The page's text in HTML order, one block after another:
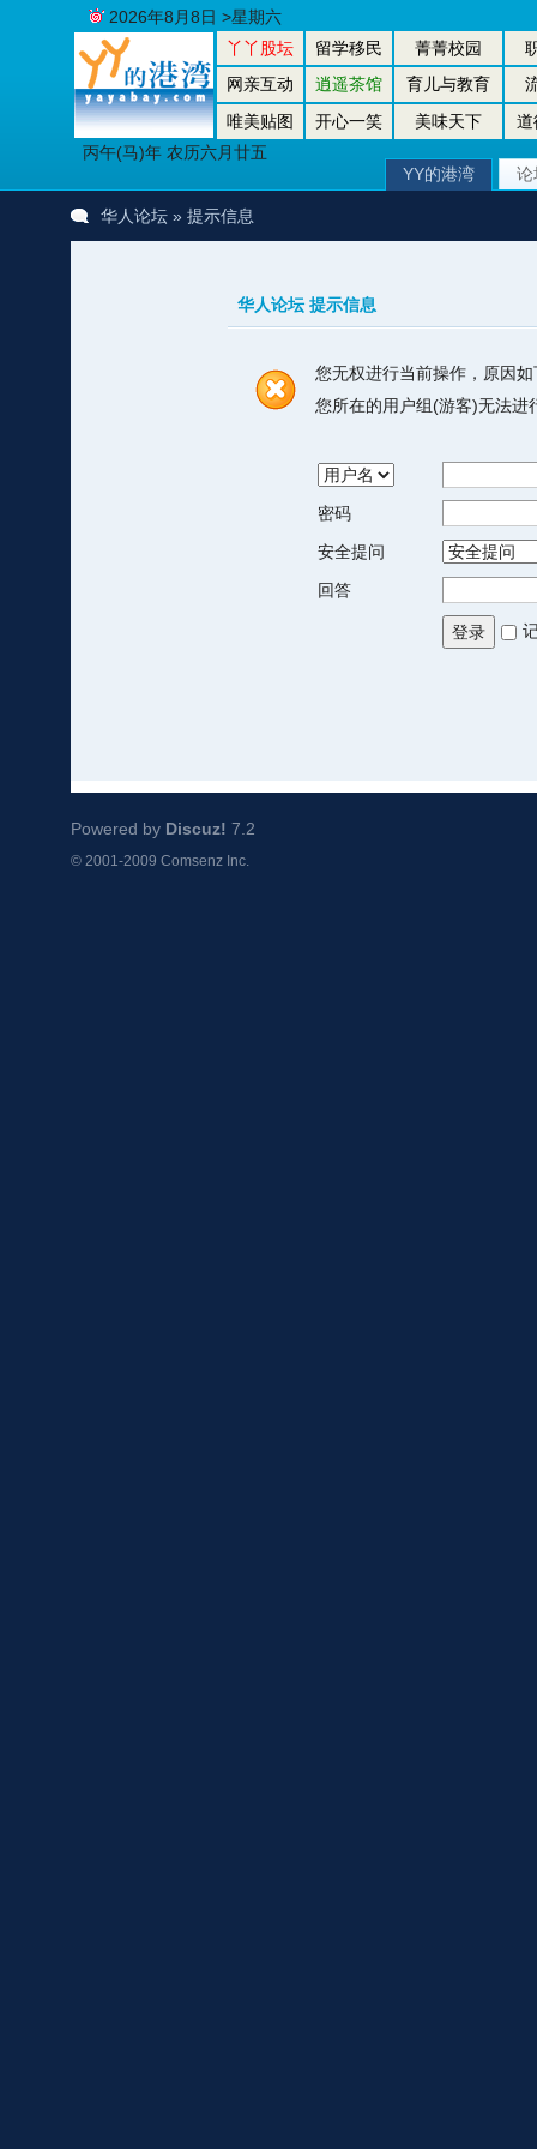
丫丫股坛 留学移民 菁菁校园
网亲互动
逍遥茶馆 育儿与教育
唯美贴图
开心一笑 美味天下
道
丙午(马)年 农历六月廿五
2026年8月8日 >星期六
YY的港湾 论
华人论坛» 提示信息
华人论坛 提示信息
您无权进行当前操作，原因如
您所在的用户组(游客)无法进
密码
安全提问
回答
登录
Powered by Discuz! 7.2
© 2001-2009 Comsenz Inc.